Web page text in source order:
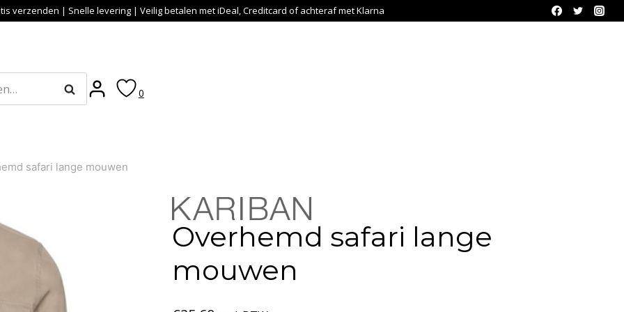
verzenden | Snelle levering | Veilig betalen met iDeal, Creditcard of achteraf met Klarna
Zoeken 0
safari lange mouwen
Overhemd safari lange
mouwen